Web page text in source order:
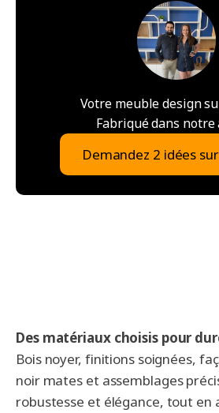
Votre meuble design
Fabriqué dans
Demandez 2 idées
Des matériaux choisis pour
Bois noyer, finitions soignées,
noir mates et assemblages
robustesse et élégance, tout en